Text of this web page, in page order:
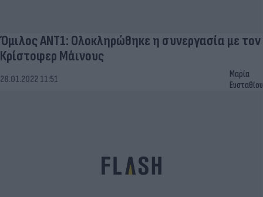
Όμιλος ANT1: Ολοκληρώθηκε η συνεργασία με τον
Κρίστοφερ Μάινους
28.01.2022 11:51
Μαρία
Ευσταθίου